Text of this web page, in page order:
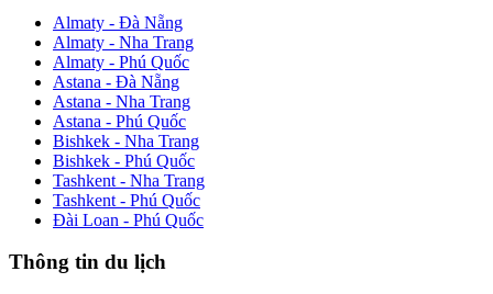
Almaty - Đà Nẵng
Almaty - Nha Trang
Almaty - Phú Quốc
Astana - Đà Nẵng
Astana - Nha Trang
Astana - Phú Quốc
Bishkek - Nha Trang
Bishkek - Phú Quốc
Tashkent - Nha Trang
Tashkent - Phú Quốc
Đài Loan - Phú Quốc
Thông tin du lịch